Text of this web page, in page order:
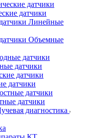
датчики
Линейные
Объемные
датчики
датчики
датчики
диагностика